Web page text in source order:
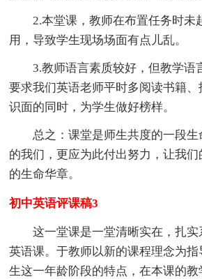
2.本堂课，教师在布置任务时未
用，导致学生现场场面有点儿乱。
3.教师语言素质较好，但教学语
要求我们英语老师平时多阅读书籍
识面的同时，为学生做好榜样。
总之：课堂是师生共度的一段
的我们，更应为此付出努力，让我
的生命华章。
初中英语评课稿3
这一堂课是一堂清晰实在，扎
英语课。于教师以新的课程理念为
生这一年龄阶段的特点，在本课的